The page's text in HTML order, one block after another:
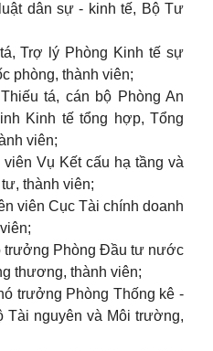
dân sự - kinh tế, Bộ Tư
Trợ lý Phòng Kinh tế sự
phòng, thành viên;
tá, cán bộ Phòng An
Kinh tế tổng hợp, Tổng
viên;
Vụ Kết cấu hạ tầng và
thành viên;
viên Cục Tài chính doanh
trưởng Phòng Đầu tư nước
thương, thành viên;
trưởng Phòng Thống kê -
Tài nguyên và Môi trường,